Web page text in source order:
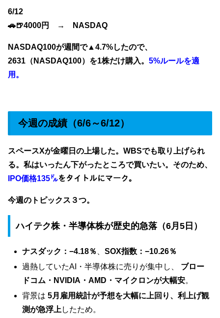
6/12
🚗🍺4000円 → NASDAQ
NASDAQ100が週間で▲4.7%したので、
2631（NASDAQ100）を1株だけ購入。 5%ルールを適
用。
今週の成績（6/6～6/12）
スペースXが金曜日の上場した。WBSでも取り上げられ
る。私はいったん下がったところで買いたい。そのため、
IPO価格135㌦をタイトルにマーク。
今週のトピックス３つ。
ハイテク株・半導体株が歴史的急落（6月5日）
ナスダック：−4.18％ 、SOX指数：−10.26％
過熱していたAI・半導体株に売りが集中し、 ブロー
ドコム・NVIDIA・AMD・マイクロンが大幅安。
背景は5月雇用統計が予想を大幅に上回り、利上げ観
測が急浮上 したため。